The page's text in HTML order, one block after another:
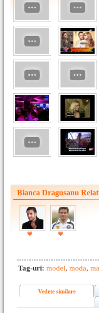
Bianca Dragusanu
Tag-uri: model, moda,
Vedete similare